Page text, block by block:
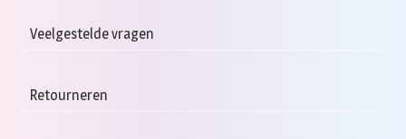
Veelgestelde vragen
Retourneren